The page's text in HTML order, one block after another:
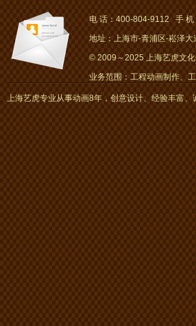
电 话：400-804-9112 手
地址：上海市-青浦区-崧泽
© 2009～2025 上海艺虎文
业务范围：工程动画制作、
画、mg动画
上海艺虎专业从事动画8年，创意设计、经验丰富、